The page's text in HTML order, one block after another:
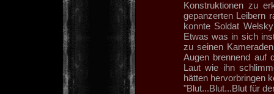
Konstruktionen zu
gepanzerten Leibern
konnte Soldat
Etwas was in sich
zu seinen
Augen brennend auf
Laut wie ihn
hätten hervorbringen
"Blut...Blut...Blut für